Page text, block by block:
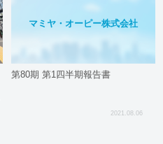
マミヤ・オーピー株式会社
第80期 第1四半期報告書
2021.08.06